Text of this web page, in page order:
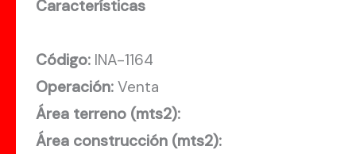
Características
Código: INA-1164
Operación: Venta
Área terreno (mts2):
Área construcción (mts2):